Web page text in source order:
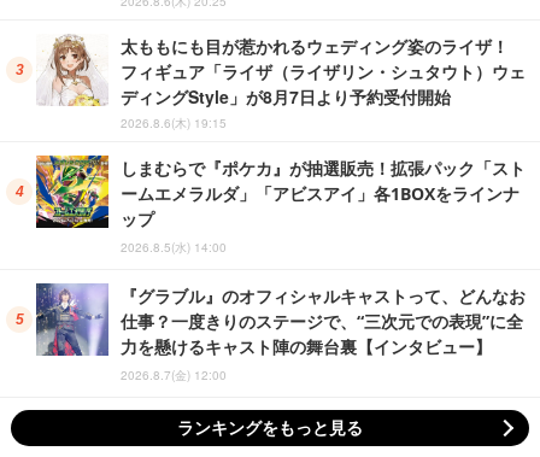
太ももにも目が惹かれるウェディング姿のライザ！
フィギュア「ライザ（ライザリン・シュタウト）ウェ
ディングStyle」が8月7日より予約受付開始
2026.8.6(木) 19:15
しまむらで『ポケカ』が抽選販売！拡張パック「スト
ームエメラルダ」「アビスアイ」各1BOXをラインナ
ップ
2026.8.5(水) 14:00
『グラブル』のオフィシャルキャストって、どんなお
仕事？一度きりのステージで、“三次元での表現”に全
力を懸けるキャスト陣の舞台裏【インタビュー】
2026.8.7(金) 12:00
ランキングをもっと見る